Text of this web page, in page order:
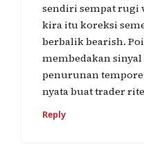
sendiri sempat rugi
kira itu koreksi
berbalik bearish.
membedakan
penurunan
nyata buat trader
Reply